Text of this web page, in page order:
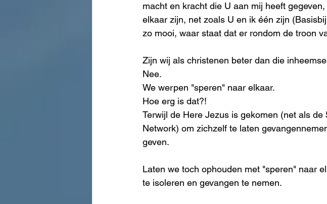
macht en kracht die U aan mij heeft
elkaar zijn, net zoals U en ik één zijn
zo mooi, waar staat dat er rondom de troon
Zijn wij als christenen beter dan die
Nee.
We werpen "speren" naar elkaar.
Hoe erg is dat?!
Terwijl de Here Jezus is gekomen (net als
Network) om zichzelf te laten
geven.
Laten we toch ophouden met "speren" naar
te isoleren en gevangen te nemen.